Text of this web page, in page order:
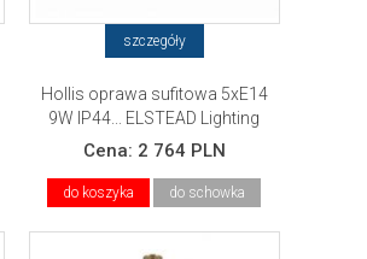
szczegóły
Hollis oprawa sufitowa 5xE14
9W IP44... ELSTEAD Lighting
Cena: 2 764 PLN
do koszyka do schowka